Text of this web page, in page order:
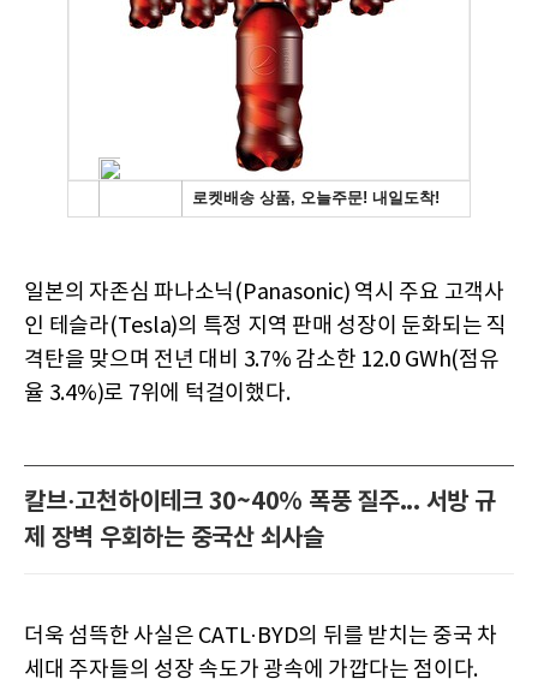
일본의 자존심 파나소닉(Panasonic) 역시 주요 고객사
인 테슬라(Tesla)의 특정 지역 판매 성장이 둔화되는 직
격탄을 맞으며 전년 대비 3.7% 감소한 12.0 GWh(점유
율 3.4%)로 7위에 턱걸이했다.
칼브·고천하이테크 30~40% 폭풍 질주... 서방 규
제 장벽 우회하는 중국산 쇠사슬
더욱 섬뜩한 사실은 CATL·BYD의 뒤를 받치는 중국 차
세대 주자들의 성장 속도가 광속에 가깝다는 점이다.